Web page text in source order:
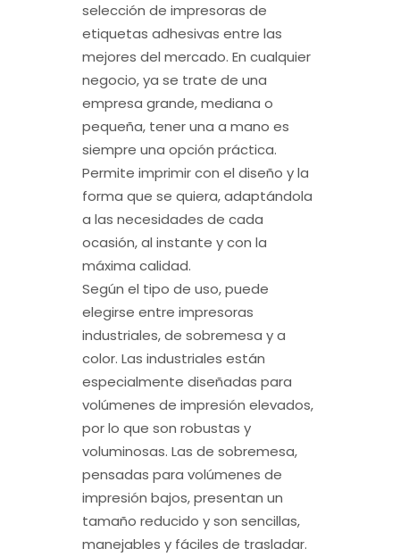
selección de impresoras de
etiquetas adhesivas entre las
mejores del mercado. En cualquier
negocio, ya se trate de una
empresa grande, mediana o
pequeña, tener una a mano es
siempre una opción práctica.
Permite imprimir con el diseño y la
forma que se quiera, adaptándola
a las necesidades de cada
ocasión, al instante y con la
máxima calidad.
Según el tipo de uso, puede
elegirse entre impresoras
industriales, de sobremesa y a
color. Las industriales están
especialmente diseñadas para
volúmenes de impresión elevados,
por lo que son robustas y
voluminosas. Las de sobremesa,
pensadas para volúmenes de
impresión bajos, presentan un
tamaño reducido y son sencillas,
manejables y fáciles de trasladar.